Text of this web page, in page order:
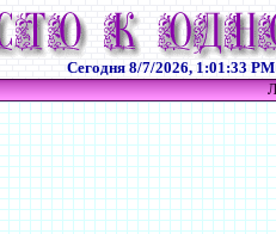
Сегодня 8/7/2026, 1:01:33 PM